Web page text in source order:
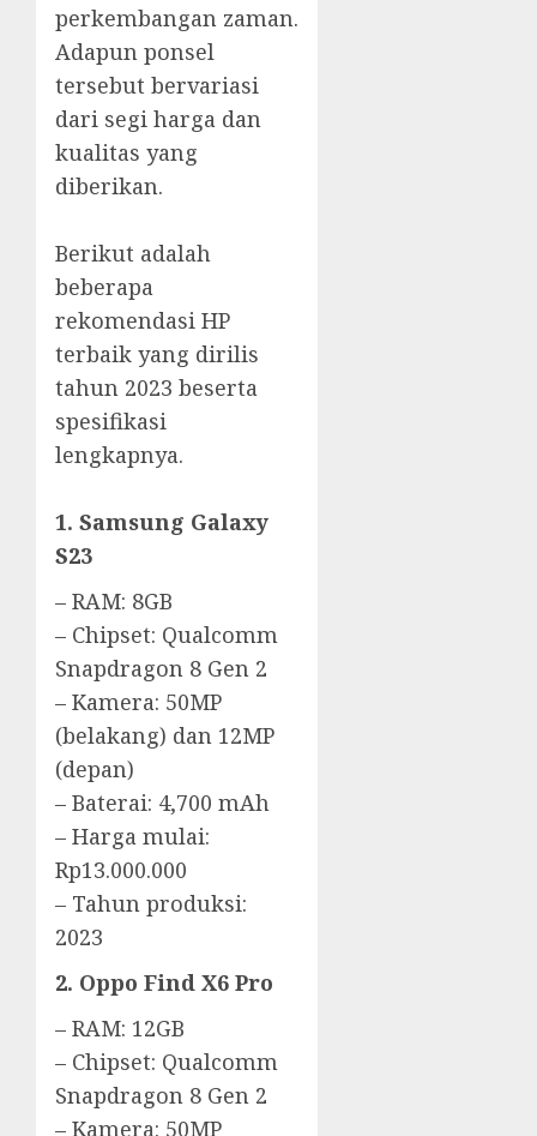
perkembangan zaman.
Adapun ponsel
tersebut bervariasi
dari segi harga dan
kualitas yang
diberikan.
Berikut adalah
beberapa
rekomendasi HP
terbaik yang dirilis
tahun 2023 beserta
spesifikasi
lengkapnya.
1. Samsung Galaxy
S23
– RAM: 8GB
– Chipset: Qualcomm
Snapdragon 8 Gen 2
– Kamera: 50MP
(belakang) dan 12MP
(depan)
– Baterai: 4,700 mAh
– Harga mulai:
Rp13.000.000
– Tahun produksi:
2023
2. Oppo Find X6 Pro
– RAM: 12GB
– Chipset: Qualcomm
Snapdragon 8 Gen 2
– Kamera: 50MP